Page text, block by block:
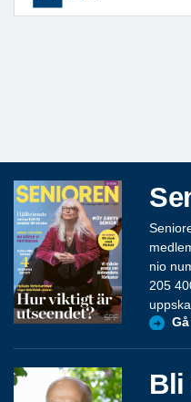
nio
205
Bli